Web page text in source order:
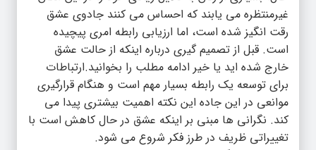
غیرمنتظره می یابند که احساس می کنند جادوی عشق
رقت انگیز شده است، اما ارزیابی رابطه امری پیچیده
است. قبل از تصمیم گیری درباره اینکه از حالت عشق
خارج شده اید یا خیر ادامه مطلب را بخوانید.ارتباطات
برای توسعه یک رابطه بسیار مهم است و هنگام قرارگیری
موانعی در این جاده این نکته اهمیت بیشتری پیدا می
کند. نگرانی ها مبنی بر اینکه عشق در حال کاهش است با
تغییراتی ظریف در طرز فکر شروع می شود.